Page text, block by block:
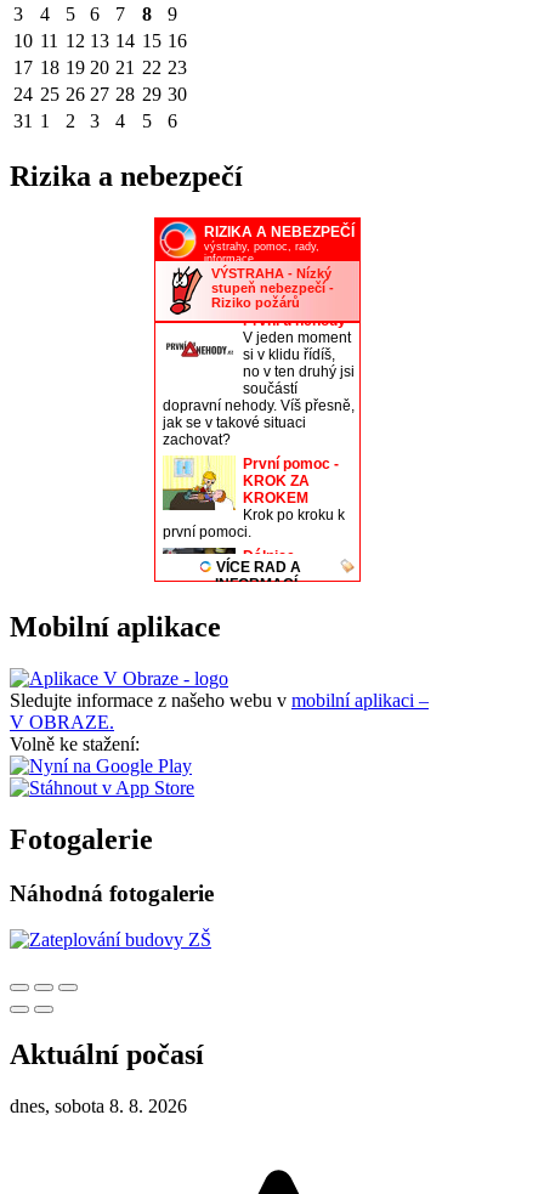
3
4 5 6 7 8
9
10 11 12 13 14 15 16
17 18 19 20 21 22 23
24 25 26 27 28 29 30
31 1 2 3 4 5 6
Rizika a nebezpečí
Mobilní aplikace
Sledujte informace z našeho webu v mobilní aplikaci –
V OBRAZE.
Volně ke stažení:
Fotogalerie
Náhodná fotogalerie
Aktuální počasí
dnes, sobota 8. 8. 2026